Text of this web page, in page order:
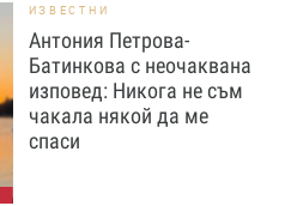
ИЗВЕСТНИ
Антония Петрова-
Батинкова с неочаквана
изповед: Никога не съм
чакала някой да ме
спаси